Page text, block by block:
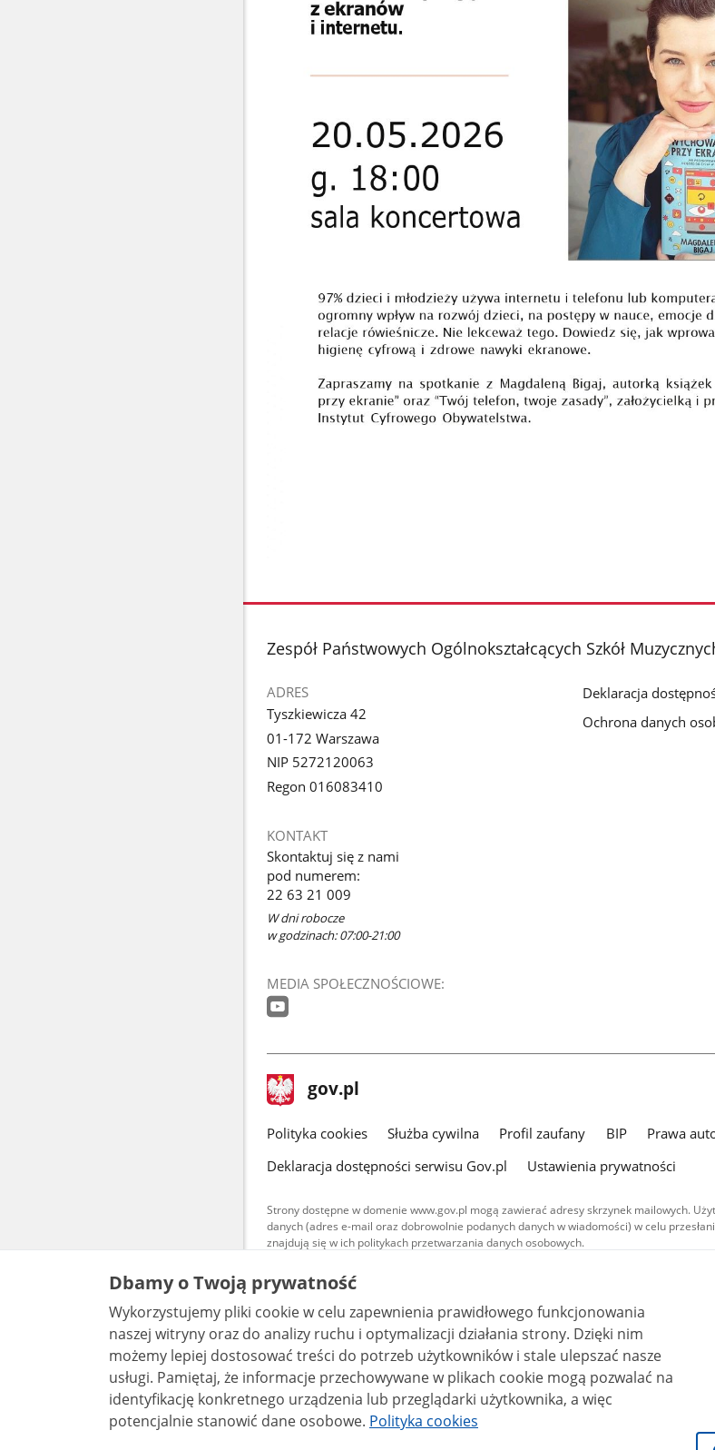
stopka
Zespół Państwowych Ogólnokształcących Szkół
ADRES
Tyszkiewicza 42
01-172 Warszawa
NIP 5272120063
Regon 016083410
KONTAKT
Skontaktuj się z nami
pod numerem:
22 63 21 009
W dni robocze
w godzinach: 07:00-21:00
MEDIA SPOŁECZNOŚCIOWE:
Deklaracja
Ochrona danych
stopka
gov.pl Strona
gov.pl
gov.pl
Polityka cookies Służba cywilna Profil zaufany BIP Prawa
Deklaracja dostępności serwisu Gov.pl
Ustawienia prywatności
Strony dostępne w domenie www.gov.pl mogą zawierać adresy skrzynek mailowych.
danych (adres e-mail oraz dobrowolnie podanych danych w wiadomości) w celu
znajdują się w ich politykach przetwarzania danych osobowych.
Treści tekstowe publikowane w serwisie (z wyłączeniem treści
udostępniane na licencji typu Creative Commons: uznanie autorstwa - na
warunkach 4.0 (CC BY-SA 4.0). Materiały audiowizualne, w tym zdjęcia,
są udostępniane na licencji typu Creative Commons: uznanie autorstwa
bez utworów zależnych 4.0 (CC BY-NC-ND 4.0), o ile nie jest to stwierdzone
Dbamy o Twoją prywatność
Wykorzystujemy pliki cookie w celu zapewnienia prawidłowego funkcjonowania
naszej witryny oraz do analizy ruchu i optymalizacji działania strony. Dzięki nim
możemy lepiej dostosować treści do potrzeb użytkowników i stale ulepszać nasze
usługi. Pamiętaj, że informacje przechowywane w plikach cookie mogą pozwalać na
identyfikację konkretnego urządzenia lub przeglądarki użytkownika, a więc
potencjalnie stanowić dane osobowe. Polityka cookies